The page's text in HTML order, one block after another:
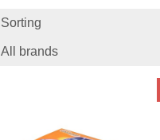
Sorting
All brands